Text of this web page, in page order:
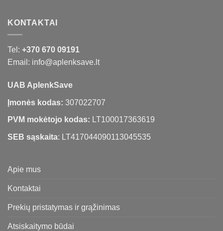
KONTAKTAI
Tel: +370 670 09191
Email: info@aplenksave.lt
UAB AplenkSave
Įmonės kodas: 307022707
PVM mokėtojo kodas: LT100017363619
SEB sąskaita: LT417044090113045535
Apie mus
Kontaktai
Prekių pristatymas ir grąžinimas
Atsiskaitymo būdai